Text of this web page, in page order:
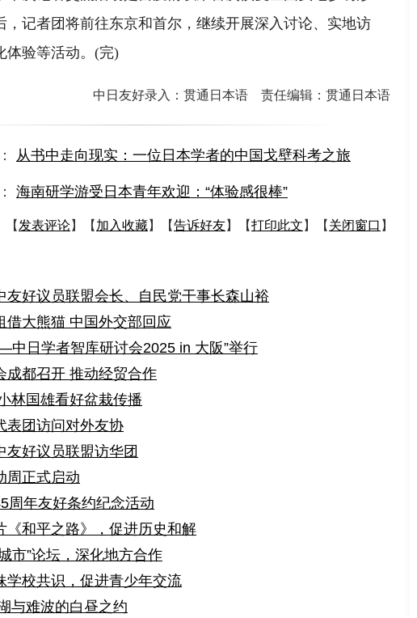
，记者团将前往东京和首尔，继续开展深入讨论、实地访
体验等活动。(完)
中日友好录入：贯通日本语 责任编辑：贯通日本语
从书中走向现实：一位日本学者的中国戈壁科考之旅
海南研学游受日本青年欢迎：“体验感很棒”
【 发表评论】【 加入收藏】【告诉好友】【打印此文 】【 关闭窗口 】
友好议员联盟会长、自民党干事长森山裕
借大熊猫 中国外交部回应
日学者智库研讨会2025 in 大阪”举行
成都召开 推动经贸合作
林国雄看好盆栽传播
表团访问对外友协
友好议员联盟访华团
周正式启动
周年友好条约纪念活动
《和平之路》，促进历史和解
市”论坛，深化地方合作
学校共识，促进青少年交流
与难波的白昼之约